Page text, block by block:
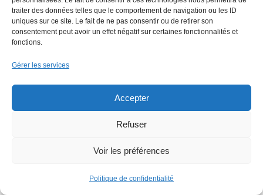
traiter des données telles que le comportement de navigation ou les ID
uniques sur ce site. Le fait de ne pas consentir ou de retirer son
consentement peut avoir un effet négatif sur certaines fonctionnalités et
fonctions.
Gérer les services
Accepter
Refuser
Voir les préférences
Politique de confidentialité
impôts) à Hello Gazette
Faire un don